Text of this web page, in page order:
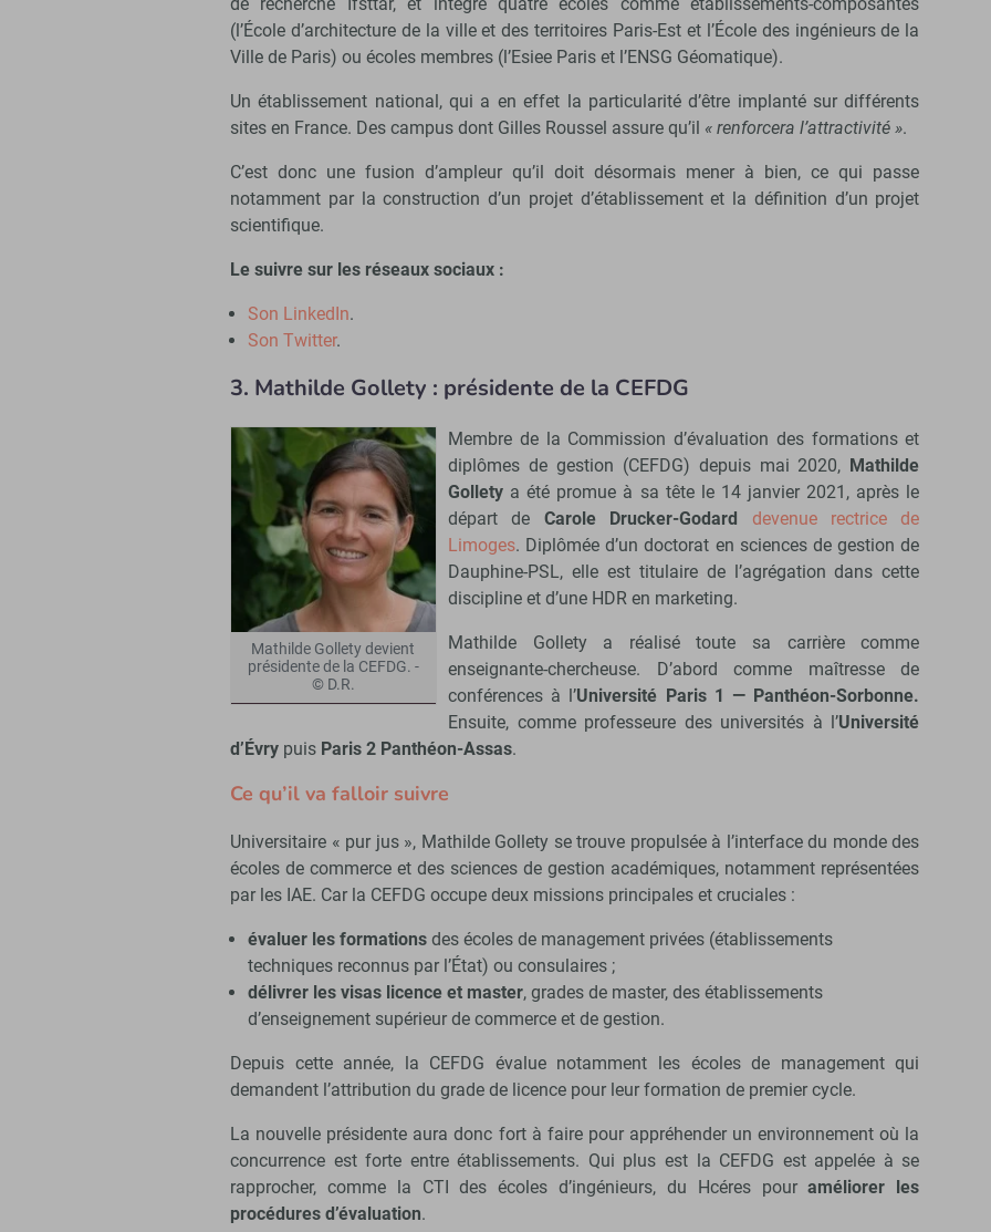
(l’École d’architecture de la ville et des territoires Paris-Est et l’École des ingénieurs de la
Ville de Paris) ou écoles membres (l’Esiee Paris et l’ENSG Géomatique).
Un établissement national, qui a en effet la particularité d’être implanté sur différents
sites en France. Des campus dont Gilles Roussel assure qu’il « renforcera l’attractivité ».
C’est donc une fusion d’ampleur qu’il doit désormais mener à bien, ce qui passe
notamment par la construction d’un projet d’établissement et la définition d’un projet
scientifique.
Le suivre sur les réseaux sociaux :
Son LinkedIn.
Son Twitter.
3. Mathilde Gollety : présidente de la CEFDG
Mathilde Gollety devient
présidente de la CEFDG. -
© D.R.
Membre de la Commission d’évaluation des formations et
diplômes de gestion (CEFDG) depuis mai 2020, Mathilde
Golletya été promue à sa tête le 14 janvier 2021, après le
départ de Carole Drucker-Godard
devenue rectrice de
Limoges. Diplômée d’un doctorat en sciences de gestion de
Dauphine-PSL, elle est titulaire de l’agrégation dans cette
discipline et d’une HDR en marketing.
Mathilde Gollety a réalisé toute sa carrière comme
enseignante-chercheuse. D’abord comme maîtresse de
conférences à l’Université Paris 1 — Panthéon-Sorbonne.
Ensuite, comme professeure des universités à l’Université
d’Évry puis Paris 2 Panthéon-Assas.
Ce qu’il va falloir suivre
Universitaire « pur jus », Mathilde Gollety se trouve propulsée à l’interface du monde des
écoles de commerce et des sciences de gestion académiques, notamment représentées
par les IAE. Car la CEFDG occupe deux missions principales et cruciales :
évaluer les formationsdes écoles de management privées (établissements
techniques reconnus par l’État) ou consulaires ;
délivrer les visas licence et master, grades de master, des établissements
d’enseignement supérieur de commerce et de gestion.
Depuis cette année, la CEFDG évalue notamment les écoles de management qui
demandent l’attribution du grade de licence pour leur formation de premier cycle.
La nouvelle présidente aura donc fort à faire pour appréhender un environnement où la
concurrence est forte entre établissements. Qui plus est la CEFDG est appelée à se
rapprocher, comme la CTI des écoles d’ingénieurs, du Hcéres pouraméliorer les
procédures d’évaluation.